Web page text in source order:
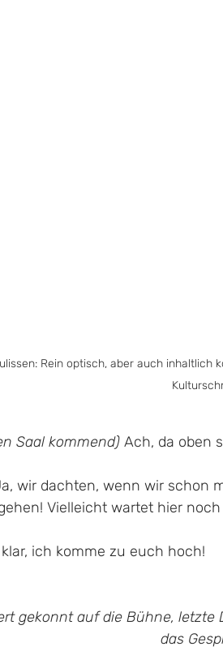
Rein optisch, aber auch
Saal kommend) Ach, da oben
wir dachten, wenn wir schon
Vielleicht wartet hier
ich komme zu euch hoch!
gekonnt auf die Bühne,
das